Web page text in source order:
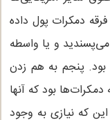
دمکرات پول داده
می‌پسندید و یا واسطه
بود. پنجم به هم زدن
بود که آنها
که نیازی به وجود